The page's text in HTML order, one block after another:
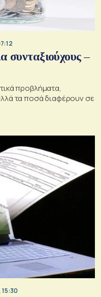
συνταξιούχους –
προβλήματα,